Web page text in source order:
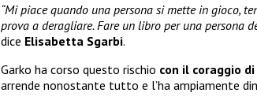
“Mi piace quando una persona si mette in gioco,
prova a deragliare. Fare un libro per una persona
dice Elisabetta Sgarbi.
Garko ha corso questo rischio con il coraggio
arrende nonostante tutto e l’ha ampiamente